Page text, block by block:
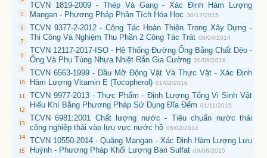
TCVN 1819-2009 - Thép Và Gang - Xác Định Hàm Lượng
Mangan - Phương Pháp Phân Tích Hóa Học 30/12/2015
TCVN 9377-2-2012 - Công Tác Hoàn Thiện Trong Xây Dựng -
Thi Công Và Nghiệm Thu Phần 2 Công Tác Trát 08/04/2014
TCVN 12117-2017-ISO - Hệ Thống Đường Ống Bằng Chất Dẻo -
Ống Và Phụ Tùng Nhựa Nhiệt Rắn Gia Cường 20/08/2018
TCVN 6563-1999 - Dầu Mỡ Động Vật Và Thực Vật - Xác Định
Hàm Lượng Vitamin E (Tocopherol) 01/02/2016
TCVN 9977-2013 - Thực Phẩm - Định Lượng Tổng Vi Sinh Vật
Hiếu Khí Bằng Phương Pháp Sử Dụng Đĩa Đếm 01/11/2015
TCVN 6981:2001 Chất lượng nước - Tiêu chuẩn nước thải
công nghiệp thải vào lưu vực nước hồ 06/02/2014
TCVN 10550-2014 - Quặng Mangan - Xác Định Hàm Lượng Lưu
Huỳnh - Phương Pháp Khối Lượng Bari Sulfat 09/08/2015